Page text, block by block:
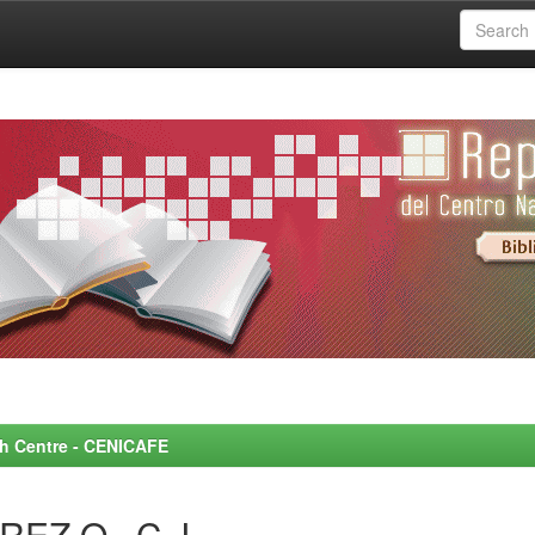
- CENICAFE